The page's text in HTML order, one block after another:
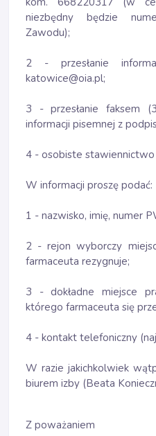
niezbędny będzie
Zawodu);
2 - przesłanie
katowice@oia.pl;
3 - przesłanie faksem
informacji pisemnej z
4 - osobiste stawiennictwo
W informacji proszę podać:
1 - nazwisko, imię, numer
2 - rejon wyborczy
farmaceuta rezygnuje;
3 - dokładne miejsce
którego farmaceuta się
4 - kontakt telefoniczny
W razie jakichkolwiek
biurem izby (Beata
Z poważaniem